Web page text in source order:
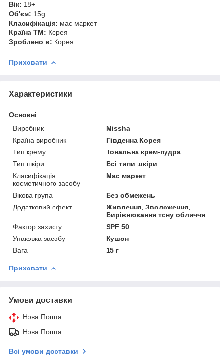
Вік: 18+
Об'єм: 15g
Класифікація: мас маркет
Країна ТМ: Корея
Зроблено в: Корея
Приховати
Характеристики
Основні
Виробник
Missha
Країна виробник
Південна Корея
Тип крему
Тональна крем-пудра
Тип шкіри
Всі типи шкіри
Класифікація
косметичного засобу
Мас маркет
Вікова група
Без обмежень
Додатковий ефект
Живлення, Зволоження,
Вирівнювання тону обличчя
Фактор захисту
SPF 50
Упаковка засобу
Кушон
Вага
15 г
Приховати
Умови доставки
Нова Пошта
Нова Пошта
Всі умови доставки